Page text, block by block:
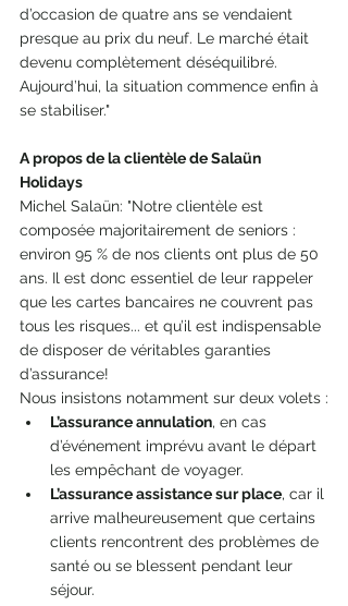
d’occasion de quatre ans se vendaient
presque au prix du neuf. Le marché était
devenu complètement déséquilibré.
Aujourd’hui, la situation commence enfin à
se stabiliser."
A propos de la clientèle de Salaün
Holidays
Michel Salaün: "Notre clientèle est
composée majoritairement de seniors :
environ 95 % de nos clients ont plus de 50
ans. Il est donc essentiel de leur rappeler
que les cartes bancaires ne couvrent pas
tous les risques... et qu’il est indispensable
de disposer de véritables garanties
d’assurance!
Nous insistons notamment sur deux volets :
L’assurance annulation, en cas
d’événement imprévu avant le départ
les empêchant de voyager.
L’assurance assistance sur place, car il
arrive malheureusement que certains
clients rencontrent des problèmes de
santé ou se blessent pendant leur
séjour.